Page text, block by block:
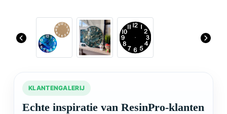
KLANTENGALERIJ
Echte inspiratie van ResinPro-klanten